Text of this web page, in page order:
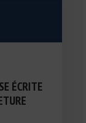
ÉCRITE